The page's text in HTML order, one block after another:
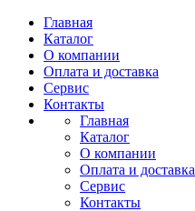
Главная
Каталог
О компании
Оплата и доставка
Сервис
Контакты
Главная
Каталог
О компании
Оплата и доставка
Сервис
Контакты